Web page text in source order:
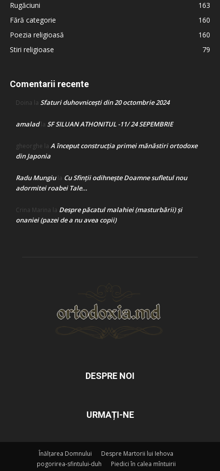
Rugăciuni
163
Fără categorie
160
Poezia religioasă
160
Stiri religioase
79
Comentarii recente
Doina la Sfaturi duhovnicești din 20 octombrie 2024
amaladla SF SILUAN ATHONITUL -11/ 24 SEPEMBRIE
gheorghe la A început construcţia primei mănăstiri ortodoxe
din Japonia
Radu Mungiula Cu Sfinții odihnește Doamne sufletul nou
adormitei roabei Tale…
Crina Marina la Despre păcatul malahiei (masturbării) şi
onaniei (pazei de a nu avea copii)
DESPRE NOI
URMAȚI-NE
Înălțarea Domnului
Despre Martorii lui Iehova
pogorirea-sfintului-duh
Piedici în calea mîntuirii